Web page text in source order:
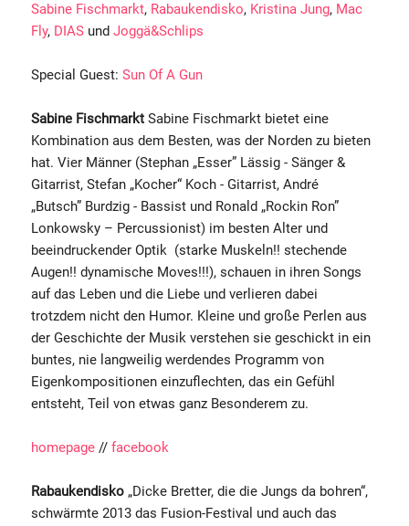
Sabine Fischmarkt, Rabaukendisko, Kristina Jung, Mac
Fly, DIAS und Joggä&Schlips
Special Guest: Sun Of A Gun
Sabine Fischmarkt Sabine Fischmarkt bietet eine
Kombination aus dem Besten, was der Norden zu bieten
hat. Vier Männer (Stephan „Esser” Lässig - Sänger &
Gitarrist, Stefan „Kocher“ Koch - Gitarrist, André
„Butsch” Burdzig - Bassist und Ronald „Rockin Ron”
Lonkowsky – Percussionist) im besten Alter und
beeindruckender Optik (starke Muskeln!! stechende
Augen!! dynamische Moves!!!), schauen in ihren Songs
auf das Leben und die Liebe und verlieren dabei
trotzdem nicht den Humor. Kleine und große Perlen aus
der Geschichte der Musik verstehen sie geschickt in ein
buntes, nie langweilig werdendes Programm von
Eigenkompositionen einzuflechten, das ein Gefühl
entsteht, Teil von etwas ganz Besonderem zu.
homepage // facebook
Rabaukendisko „Dicke Bretter, die die Jungs da bohren“,
schwärmte 2013 das Fusion-Festival und auch das